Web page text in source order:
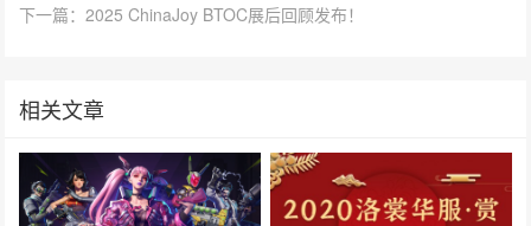
下一篇：2025 ChinaJoy BTOC展后回顾发布！
相关文章